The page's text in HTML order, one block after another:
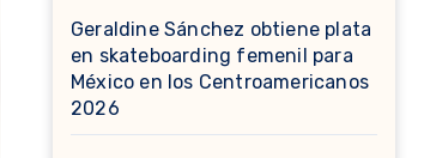
Geraldine Sánchez obtiene plata
en skateboarding femenil para
México en los Centroamericanos
2026